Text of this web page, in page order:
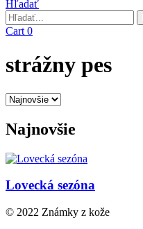
Hľadať
Hľadať
Cart 0
strážny pes
Najnovšie
Lovecká sezóna
© 2022 Známky z kože